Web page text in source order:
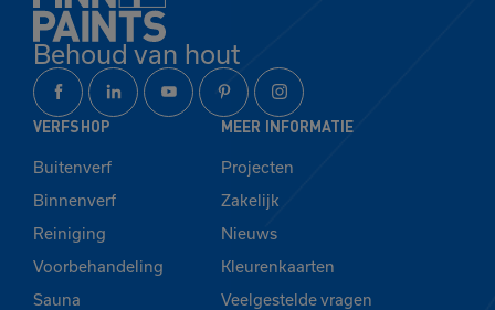
Behoud van hout
VERFSHOP
Buitenverf
Binnenverf
Reiniging
Voorbehandeling
Sauna
MEER INFORMATIE
Projecten
Zakelijk
Nieuws
Kleurenkaarten
Veelgestelde vragen